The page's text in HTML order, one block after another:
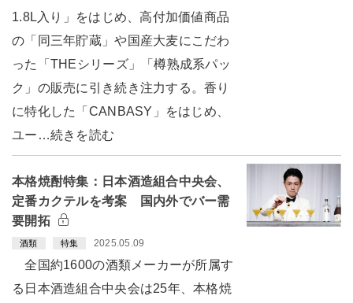
1.8L入り」をはじめ、高付加価値商品
の「同三年貯蔵」や国産大麦にこだわ
った「THEシリーズ」「樽熟成系パッ
ク」の販売に引き続き注力する。香り
に特化した「CANBASY」をはじめ、
ユー…続きを読む
本格焼酎特集：日本酒造組合中央会、
定番カクテルを考案 国内外でバー需
要開拓
酒類 特集 2025.05.09
全国約1600の酒類メーカーが所属す
る日本酒造組合中央会は25年、本格焼